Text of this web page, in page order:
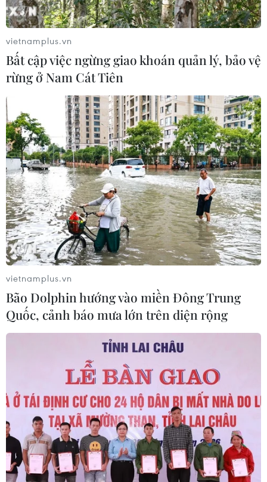
TIN CÙNG CHUYÊN MỤC
vietnamplus.vn
Bất cập việc ngừng giao khoán quản lý, bảo vệ
rừng ở Nam Cát Tiên
vietnamplus.vn
Bão Dolphin hướng vào miền Đông Trung
Quốc, cảnh báo mưa lớn trên diện rộng